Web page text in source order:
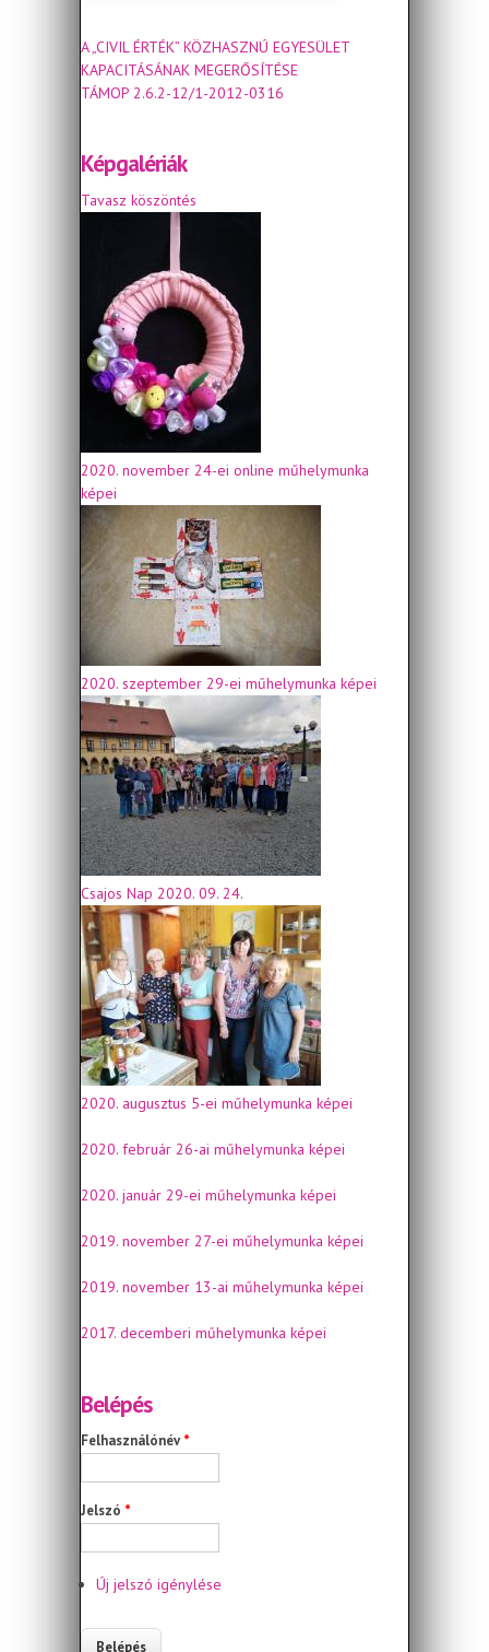
A „CIVIL ÉRTÉK” KÖZHASZNÚ EGYESÜLET
KAPACITÁSÁNAK MEGERŐSÍTÉSE
TÁMOP 2.6.2-12/1-2012-0316
Képgalériák
Tavasz köszöntés
2020. november 24-ei online műhelymunka
képei
2020. szeptember 29-ei műhelymunka képei
Csajos Nap 2020. 09. 24.
2020. augusztus 5-ei műhelymunka képei
2020. február 26-ai műhelymunka képei
2020. január 29-ei műhelymunka képei
2019. november 27-ei műhelymunka képei
2019. november 13-ai műhelymunka képei
2017. decemberi műhelymunka képei
Belépés
Felhasználónév*
Jelszó *
Új jelszó igénylése